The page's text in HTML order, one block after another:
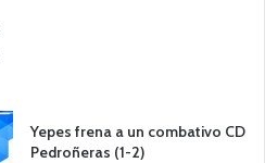
Yepes frena a un combativo CD
Pedroñeras (1-2)